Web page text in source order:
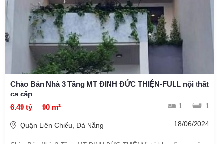
Chào Bán Nhà 3 Tầng MT ĐINH ĐỨC THIỆN-FULL nội thất
ca cấp
6.49 tỷ
90 m² 1 1
Quận Liên Chiểu, Đà Nẵng 18/06/2024